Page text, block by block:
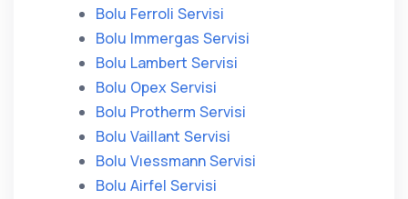
Bolu Ferroli Servisi
Bolu Immergas Servisi
Bolu Lambert Servisi
Bolu Opex Servisi
Bolu Protherm Servisi
Bolu Vaillant Servisi
Bolu Vıessmann Servisi
Bolu Airfel Servisi